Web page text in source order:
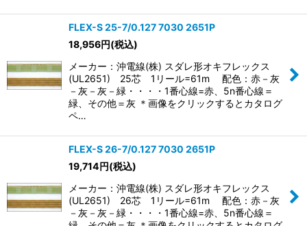
FLEX-S 25-7/0.127 7030 2651P
18,956円(税込)
メーカー：沖電線(株) スダレ形オキフレックス
(UL2651) 25芯 1リール=61m 配色：赤－灰
－灰－灰－緑・・・・1番心線=赤、5n番心線＝
緑、その他＝灰 ＊画像をクリックするとカタログ
ペ…
FLEX-S 26-7/0.127 7030 2651P
19,714円(税込)
メーカー：沖電線(株) スダレ形オキフレックス
(UL2651) 26芯 1リール=61m 配色：赤－灰
－灰－灰－緑・・・・1番心線=赤、5n番心線＝